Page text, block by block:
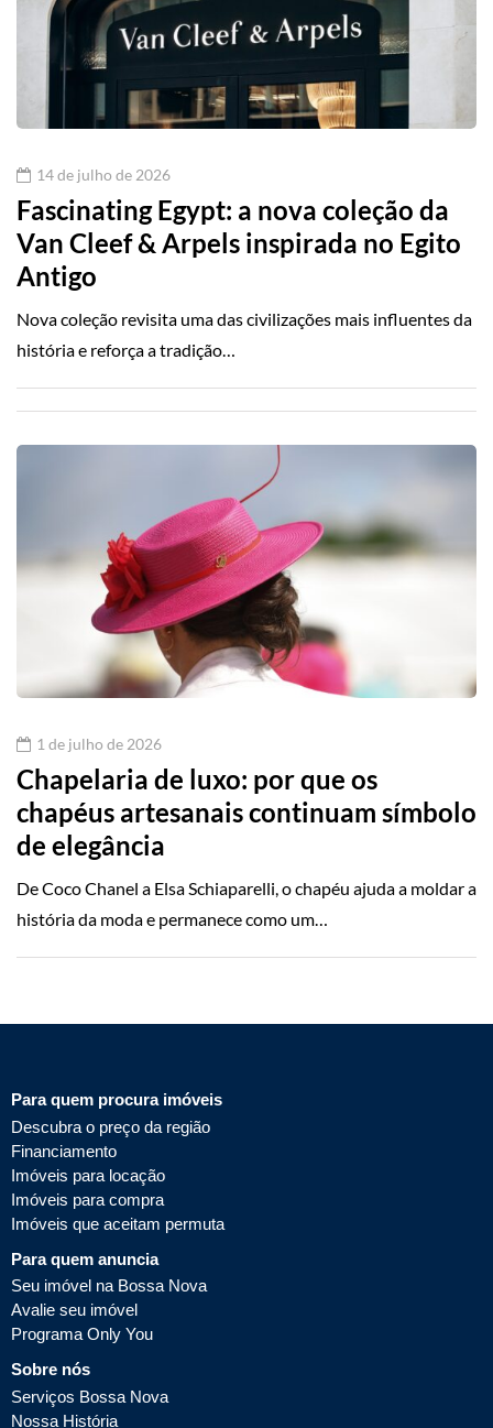
14 de julho de 2026
Fascinating Egypt: a nova coleção da
Van Cleef & Arpels inspirada no Egito
Antigo
Nova coleção revisita uma das civilizações mais influentes da
história e reforça a tradição…
1 de julho de 2026
Chapelaria de luxo: por que os
chapéus artesanais continuam símbolo
de elegância
De Coco Chanel a Elsa Schiaparelli, o chapéu ajuda a moldar a
história da moda e permanece como um…
Para quem procura imóveis
Descubra o preço da região
Financiamento
Imóveis para locação
Imóveis para compra
Imóveis que aceitam permuta
Para quem anuncia
Seu imóvel na Bossa Nova
Avalie seu imóvel
Programa Only You
Sobre nós
Serviços Bossa Nova
Nossa História